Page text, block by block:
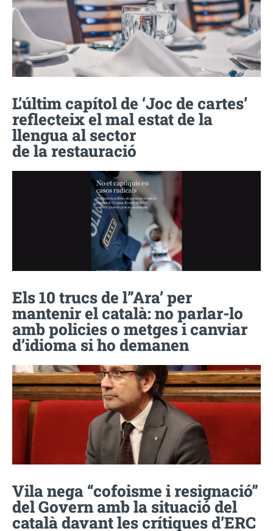
L’últim capítol de ‘Joc de cartes’
reflecteix el mal estat de la
llengua al sector
de la restauració
Els 10 trucs de l”Ara’ per
mantenir el català: no parlar-lo
amb policies o metges i canviar
d’idioma si ho demanen
Vila nega “cofoisme i resignació”
del Govern amb la situació del
català davant les crítiques d’ERC